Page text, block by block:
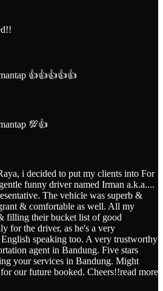
👍👍👍👍👍
💯👍
i decided to put my clients into For
funny driver named Irman a.k.a....
The vehicle was superb &
& comfortable as well. All my
filling their bucket list of good
for the driver, as he's a very
speaking too. A very trustworthy
agent in Bandung. Five stars
your services in Bandung. Might
our future booked. Cheers!!read more